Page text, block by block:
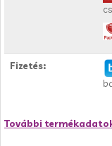
Fizetés:
További